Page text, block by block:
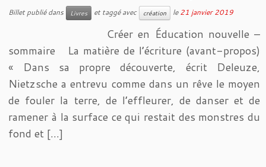
Billet publié dans Livres et taggé avec création le21 janvier 2019
Créer en Éducation nouvelle –
sommaire La matière de l’écriture (avant-propos)
« Dans sa propre découverte, écrit Deleuze,
Nietzsche a entrevu comme dans un rêve le moyen
de fouler la terre, de l’effleurer, de danser et de
ramener à la surface ce qui restait des monstres du
fond et […]